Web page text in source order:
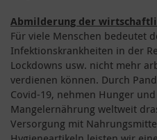
Abmilderung der
Für viele Menschen bedeutet
Infektionskrankheiten in der
Lockdowns usw. nicht mehr
verdienen können. Durch
Covid-19, nehmen Hunger
Mangelernährung weltweit
Versorgung mit